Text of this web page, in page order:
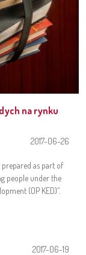
na rynku
2017-06-26
as part of
people under the
(OP KED)”.
2017-06-19